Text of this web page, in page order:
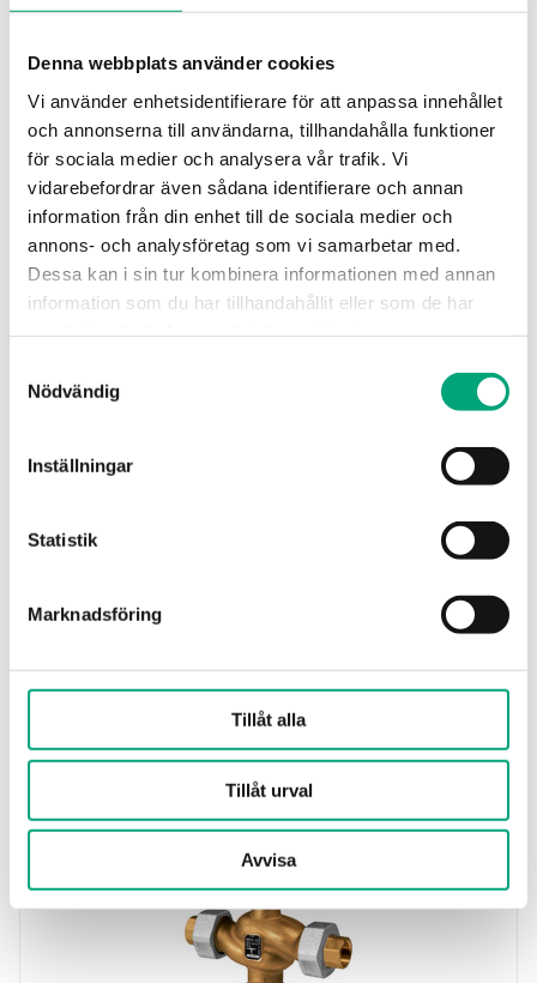
Denna webbplats använder cookies
Vi använder enhetsidentifierare för att anpassa innehållet
och annonserna till användarna, tillhandahålla funktioner
för sociala medier och analysera vår trafik. Vi
vidarebefordrar även sådana identifierare och annan
information från din enhet till de sociala medier och
annons- och analysföretag som vi samarbetar med.
Dessa kan i sin tur kombinera informationen med annan
information som du har tillhandahållit eller som de har
Nödvändig
Inställningar
Statistik
Marknadsföring
Tillåt alla
Tillåt urval
Avvisa
ZTR20-6,0
Ventiler för styrning av varmt och kallt vatten i
klimat-, värme- och ventilationssystem. De kan
även reglera…
Nominal diameter
Kvs
6 m³/h
REGIN
2-vägs zonventil
DN10